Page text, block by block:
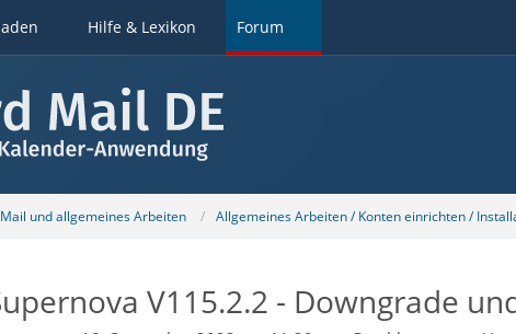
Hilfe & Lexikon Forum
und allgemeines Arbeiten Allgemeines Arbeiten / Konten einrichten /
V115.2.2 - Downgrade